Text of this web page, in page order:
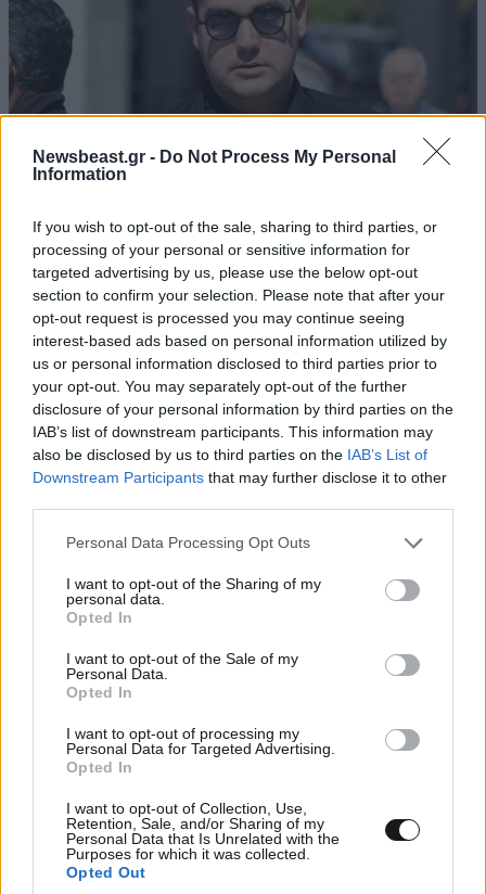
Newsbeast.gr - Do Not Process My Personal
Information
If you wish to opt-out of the sale, sharing to third parties, or
processing of your personal or sensitive information for
targeted advertising by us, please use the below opt-out
section to confirm your selection. Please note that after your
opt-out request is processed you may continue seeing
interest-based ads based on personal information utilized by
us or personal information disclosed to third parties prior to
your opt-out. You may separately opt-out of the further
disclosure of your personal information by third parties on the
IAB’s list of downstream participants. This information may
also be disclosed by us to third parties on the IAB’s List of
Downstream Participants that may further disclose it to other
Please note that this website/app uses one or more Google
not limited to your visit or usage behaviour. You may click to
grant or deny consent to Google and its third-party tags to
use your data for below specified purposes in below Google
consent section.
Personal Data Processing Opt Outs
I want to opt-out of the Sharing of my
personal data.
Opted In
I want to opt-out of the Sale of my
Personal Data.
Opted In
I want to opt-out of processing my
Personal Data for Targeted Advertising.
Opted In
I want to opt-out of Collection, Use,
Retention, Sale, and/or Sharing of my
Personal Data that Is Unrelated with the
Purposes for which it was collected.
Opted Out
06·08·2026 18:51
Χρίστος Κούγιας – Η αυστηρή ανακοίνωση για
την προσωπική του ζωή: «Δεν αποτελεί
αντικείμενο δημόσιας συζήτησης»